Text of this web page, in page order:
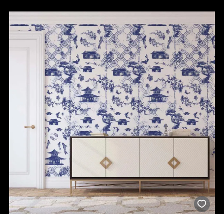
créer un espace accueillant où vos invités se sentiront à l'aise à
chaque fois qu'ils vous rendront visite. Il n'est pas nécessaire
d'avoir un grand couloir pour créer un décor chaleureux, car
même un espace plus petit peut être totalement transformé
par un papier peint, qui donne de la profondeur et met en
valeur les détails. Pour plus de glamour, vous pouvez opter
pour un papier peint de couloir aux textures subtiles, aux motifs
géométriques ou floraux, qui s'accordent facilement avec
n'importe quel meuble. Si vous aimez l'aspect moderne, nous
vous recommandons un design simple dans des couleurs
neutres, qui met l'accent sur la lumière naturelle et crée une
sensation d'aération. Quelles que soient vos préférences, nous
avons des tapis d'entrée de qualité pour vous aider à obtenir
les résultats dont vous rêvez.
Différents motifs de papier peint
pour votre entrée
Nous proposons de nombreux modèles de moquettes pour les
petits couloirs étroits, ainsi que pour les grands espaces. Nos